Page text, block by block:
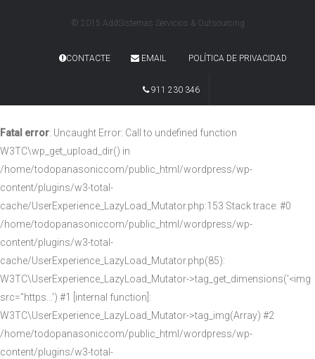
© 2015 AddSistemas Servicios & Outsourcing
CONTACTE EMAIL POLÍTICA DE PRIVACIDAD
911 230 346
Fatal error: Uncaught Error: Call to undefined function
W3TC\wp_get_upload_dir() in
/home/todopanasoniccom/public_html/wordpress/wp-
content/plugins/w3-total-
cache/UserExperience_LazyLoad_Mutator.php:153 Stack trace: #0
/home/todopanasoniccom/public_html/wordpress/wp-
content/plugins/w3-total-
cache/UserExperience_LazyLoad_Mutator.php(85):
W3TC\UserExperience_LazyLoad_Mutator->tag_get_dimensions('<img
src="https...') #1 [internal function]:
W3TC\UserExperience_LazyLoad_Mutator->tag_img(Array) #2
/home/todopanasoniccom/public_html/wordpress/wp-
content/plugins/w3-total-